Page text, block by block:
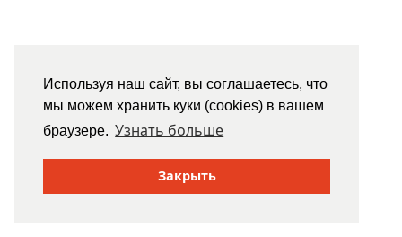
Используя наш сайт, вы соглашаетесь, что
мы можем хранить куки (cookies) в вашем
браузере. Узнать больше
Закрыть